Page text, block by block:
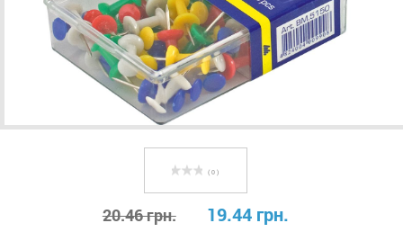
( 0 )
20.46 грн. 19.44 грн.